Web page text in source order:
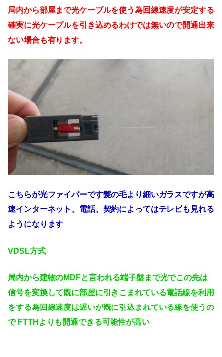
局内から部屋まで光ケーブルを使う為回線速度が安定する
確実に光ケーブルを引き込めるわけでは無いので開通出来
ない場合も有ります。
こちらが光ファイバーです髪の毛より細いガラスですが高
速インターネット、電話、契約によってはテレビも見れる
ようになります
VDSL方式
局内から建物のMDFと言われる端子盤まで光でこの先は
信号を変換して既に部屋に引きこまれている電話線を利用
をする為回線速度は遅いが既に引込まれている線を使うの
で FTTHよりも開通できる可能性が高い